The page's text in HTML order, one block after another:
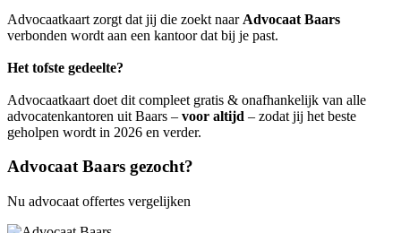
Advocaatkaart zorgt dat jij die zoekt naar Advocaat Baars
verbonden wordt aan een kantoor dat bij je past.
Het tofste gedeelte?
Advocaatkaart doet dit compleet gratis & onafhankelijk van alle
advocatenkantoren uit Baars – voor altijd – zodat jij het beste
geholpen wordt in 2026 en verder.
Advocaat Baars gezocht?
Nu advocaat offertes vergelijken